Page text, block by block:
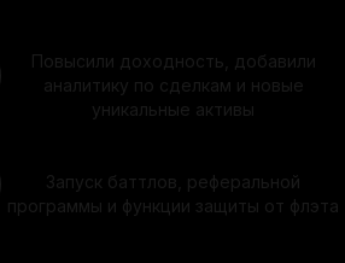
Повысили доходность, добавили
аналитику по сделкам и новые
уникальные активы
Запуск баттлов, реферальной
программы и функции защиты от флэта